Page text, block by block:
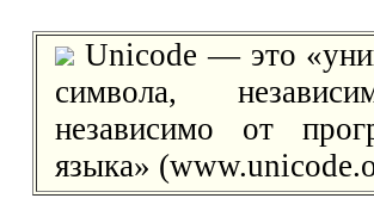
Unicode — это
символа,
независимо от
языка»